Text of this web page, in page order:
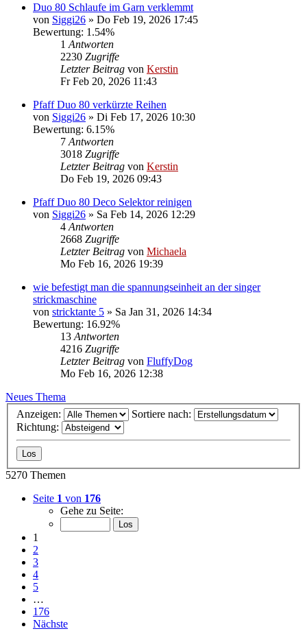
Duo 80 Schlaufe im Garn verklemmt
von Siggi26 » Do Feb 19, 2026 17:45
Bewertung: 1.54%
1 Antworten
2230 Zugriffe
Letzter Beitrag von Kerstin
Fr Feb 20, 2026 11:43
Pfaff Duo 80 verkürzte Reihen
von Siggi26 » Di Feb 17, 2026 10:30
Bewertung: 6.15%
7 Antworten
3018 Zugriffe
Letzter Beitrag von Kerstin
Do Feb 19, 2026 09:43
Pfaff Duo 80 Deco Selektor reinigen
von Siggi26 » Sa Feb 14, 2026 12:29
4 Antworten
2668 Zugriffe
Letzter Beitrag von Michaela
Mo Feb 16, 2026 19:39
wie befestigt man die spannungseinheit an der singer
strickmaschine
von stricktante 5 » Sa Jan 31, 2026 14:34
Bewertung: 16.92%
13 Antworten
4216 Zugriffe
Letzter Beitrag von FluffyDog
Mo Feb 16, 2026 12:38
Neues Thema
Anzeigen:
Sortiere nach:
Richtung:
5270 Themen
Seite 1 von 176
Gehe zu Seite:
1
2
3
4
5
…
176
Nächste